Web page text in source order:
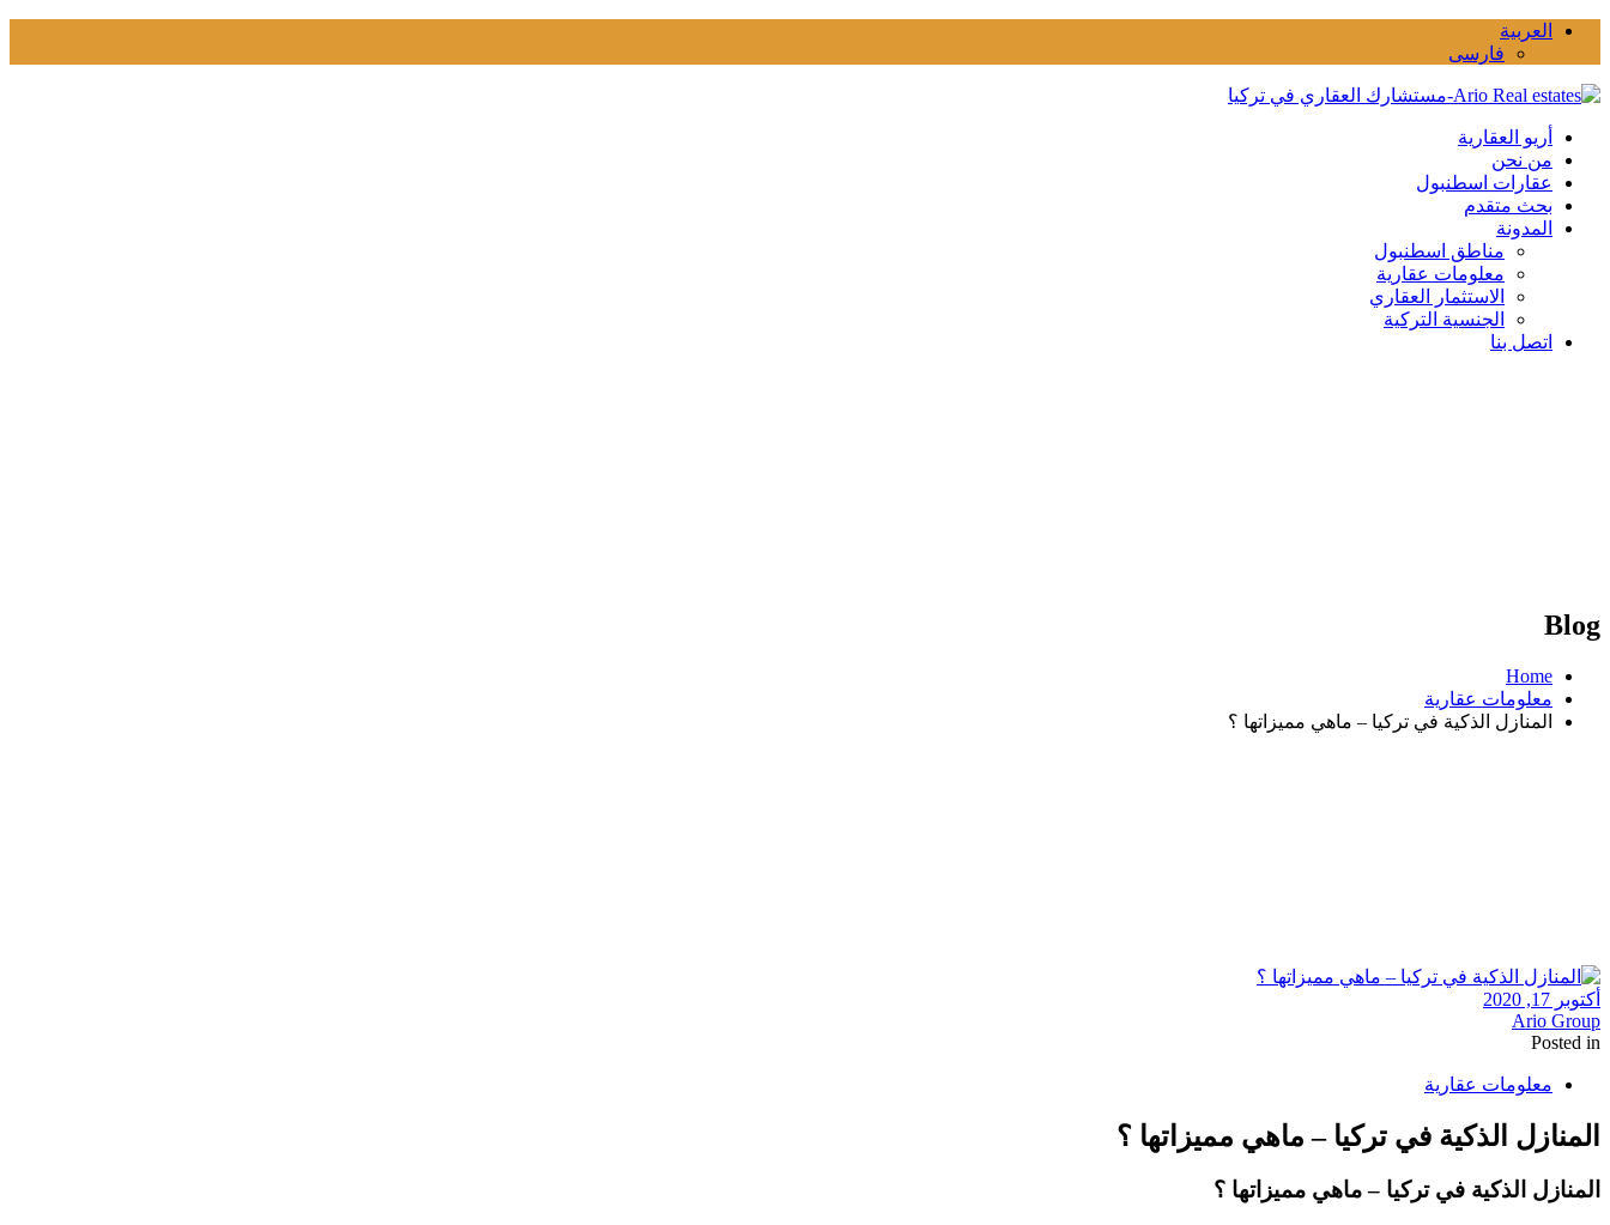
العربية
فارسی
أريو العقارية
من نحن
عقارات اسطنبول
بحث متقدم
المدونة
مناطق اسطنبول
معلومات عقارية
الاستثمار العقاري
الجنسية التركية
اتصل بنا
Blog
Home
معلومات عقارية
المنازل الذكية في تركيا – ماهي مميزاتها ؟
أكتوبر 17, 2020
Ario Group
Posted in
معلومات عقارية
المنازل الذكية في تركيا – ماهي مميزاتها ؟
المنازل الذكية في تركيا – ماهي مميزاتها ؟